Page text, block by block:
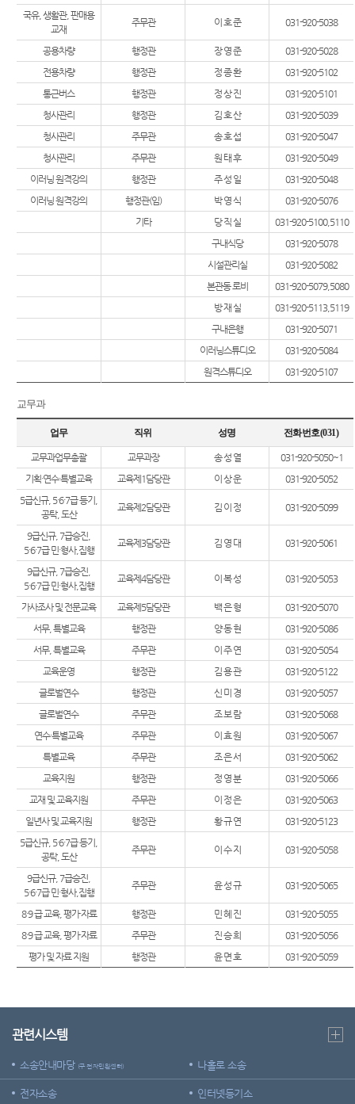
국유, 생활관, 판매용
교재
주무관 이 호 준 031-920-5038
공용차량 행정관 장 영 준
031-920-5028
전용차량
행정관 정 종 환
031-920-5102
통근버스
행정관 정 상 진
031-920-5101
청사관리
행정관 김 호 산
031-920-5039
청사관리
주무관 송 호 섭
031-920-5047
청사관리
주무관 원 태 후
031-920-5049
이러닝 원격강의
행정관 주 성 일
031-920-5048
이러닝 원격강의
행정관(임) 박 영 식
031-920-5076
기타
당 직 실
031-920-5100,5110
구내식당
031-920-5078
시설관리실
031-920-5082
본관동 로비
031-920-5079,5080
방 재 실
031-920-5113,5119
구내은행
031-920-5071
이러닝스튜디오
031-920-5084
원격스튜디오
031-920-5107
교무과
업무 직위 성명 전화번호(031)
교무과업무총괄 교무과장 송 성 열
031-920-5050~1
기획·연수·특별교육
교육제1담당관 이 상 운
031-920-5052
5급신규, 5·6·7급 등기,
공탁, 도산
교육제2담당관 김 이 정 031-920-5099
9급신규, 7급승진,
5·6·7급 민·형사,집행
교육제3담당관 김 영 대 031-920-5061
9급신규, 7급승진,
5·6·7급 민·형사,집행
교육제4담당관 이 복 성 031-920-5053
가사조사 및 전문교육 교육제5담당관 백 은 형
031-920-5070
서무, 특별교육
행정관 양 동 현
031-920-5086
서무, 특별교육
주무관 이 주 연
031-920-5054
교육운영
행정관 김 용 관
031-920-5122
글로벌연수
행정관 신 미 경
031-920-5057
글로벌연수
주무관 조 보 람
031-920-5068
연수·특별교육
주무관 이 효 원
031-920-5067
특별교육
주무관 조 은 서
031-920-5062
교육지원
행정관 정 영 분
031-920-5066
교재 및 교육지원
주무관 이 정 은
031-920-5063
일년사 및 교육지원
행정관 황 규 연
031-920-5123
5급신규, 5·6·7급 등기,
공탁, 도산
주무관 이 수 지 031-920-5058
9급신규, 7급승진,
5·6·7급 민·형사,집행
주무관 윤 성 규 031-920-5065
8·9 급 교육, 평가·자료 행정관 민 혜 진
031-920-5055
8·9 급 교육, 평가·자료
주무관 진 승 희
031-920-5056
평가 및 자료 지원
행정관 윤 면 호 031-920-5059
관련시스템
소송안내마당 (구 전자민원센터) 나홀로 소송
전자소송 인터넷등기소